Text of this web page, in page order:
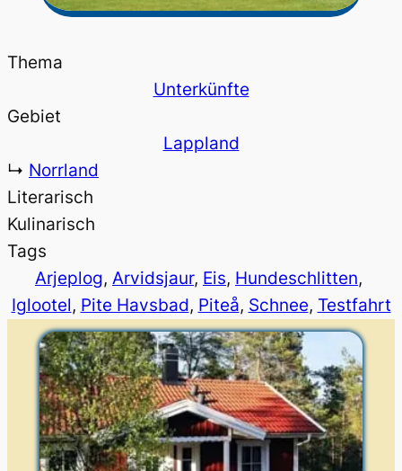
Thema
Unterkünfte
Gebiet
Lappland
↳ Norrland
Literarisch
Kulinarisch
Tags
Arjeplog, Arvidsjaur, Eis, Hundeschlitten
Iglootel, Pite Havsbad, Piteå, Schnee, Testfahrt